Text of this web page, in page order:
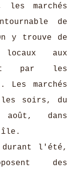
les marchés
de
y trouve de
aux
par les
marchés
les soirs, du
dans
durant l'été,
des